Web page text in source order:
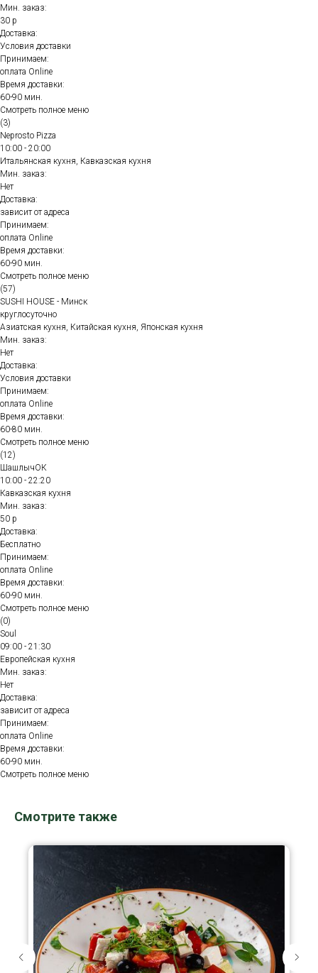
Мин. заказ:
30 р
Доставка:
Условия доставки
Принимаем:
оплата Online
Время доставки:
60-90 мин.
Смотреть полное меню
(3)
Neprosto Pizza
10:00 - 20:00
Итальянская кухня, Кавказская кухня
Мин. заказ:
Нет
Доставка:
зависит от адреса
Принимаем:
оплата Online
Время доставки:
60-90 мин.
Смотреть полное меню
(57)
SUSHI HOUSE - Минск
круглосуточно
Азиатская кухня, Китайская кухня, Японская кухня
Мин. заказ:
Нет
Доставка:
Условия доставки
Принимаем:
оплата Online
Время доставки:
60-80 мин.
Смотреть полное меню
(12)
ШашлычОК
10:00 - 22:20
Кавказская кухня
Мин. заказ:
50 р
Доставка:
Бесплатно
Принимаем:
оплата Online
Время доставки:
60-90 мин.
Смотреть полное меню
(0)
Soul
09:00 - 21:30
Европейская кухня
Мин. заказ:
Нет
Доставка:
зависит от адреса
Принимаем:
оплата Online
Время доставки:
60-90 мин.
Смотреть полное меню
Смотрите также